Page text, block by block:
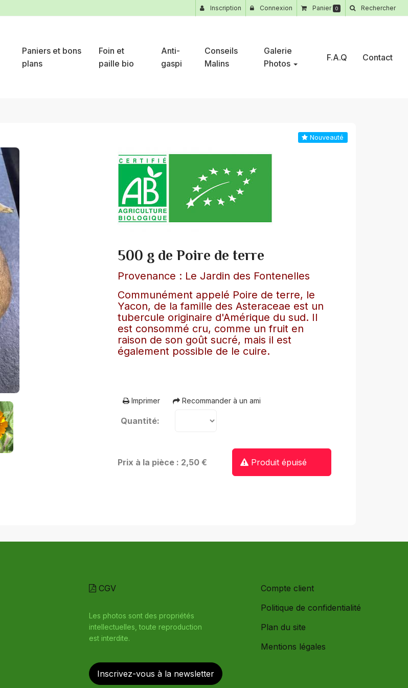
Paniers et bons
plans
Foin et
paille bio
Anti-
gaspi
Conseils
Malins
Galerie
Photos
F.A.Q Contact
Nouveauté
500 g de Poire de terre
Provenance : Le Jardin des Fontenelles
Communément appelé Poire de terre, le
Yacon, de la famille des Asteraceae est un
tubercule originaire d'Amérique du sud. Il
est consommé cru, comme un fruit en
raison de son goût sucré, mais il est
également possible de le cuire.
Imprimer Recommander à un ami
Quantité:
Prix à la pièce : 2,50 € Produit épuisé
Inscription Connexion Panier 0 Rechercher
CGV
Les photos sont des propriétés
intellectuelles, toute reproduction
est interdite.
Inscrivez-vous à la newsletter
Compte client
Politique de confidentialité
Plan du site
Mentions légales